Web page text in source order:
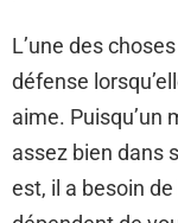
L’une des
défense
aime. Puisqu’un
assez bien dans
est, il a besoin